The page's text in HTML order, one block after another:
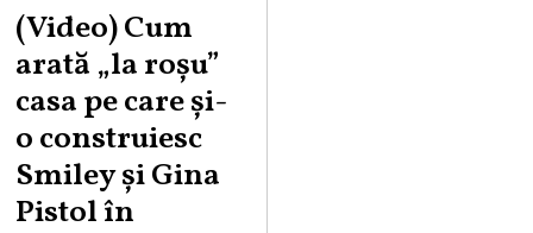
(Video) Cum
arată „la roşu”
casa pe care şi-
o construiesc
Smiley şi Gina
Pistol în